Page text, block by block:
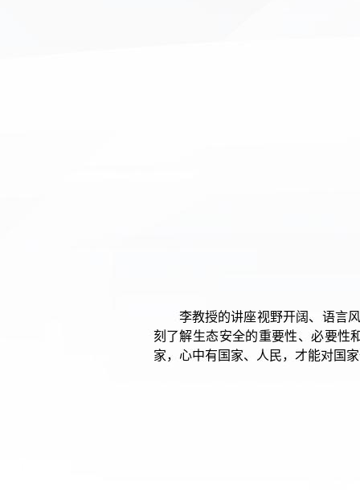
李教授的讲座视野开阔、语言
刻了解生态安全的重要性、必要性
家，心中有国家、人民，才能对国